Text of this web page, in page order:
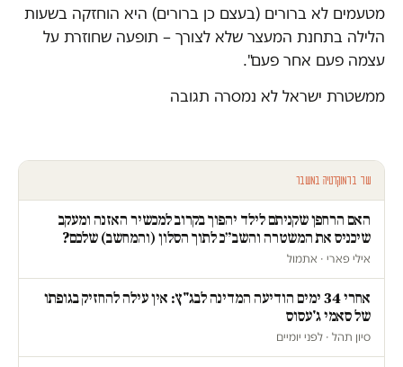
מטעמים לא ברורים (בעצם כן ברורים) היא הוחזקה בשעות
הלילה בתחנת המעצר שלא לצורך – תופעה שחוזרת על
עצמה פעם אחר פעם".
ממשטרת ישראל לא נמסרה תגובה
עוד בדמוקרטיה במשבר
האם הרחפן שקניתם לילד יהפוך בקרוב למכשיר האזנה ומעקב
שיכניס את המשטרה והשב״כ לתוך הסלון (והמחשב) שלכם?
אילי פארי · אתמול
אחרי 34 ימים הודיעה המדינה לבג"ץ: אין עילה להחזיק בגופתו
של סאמי ג'עסוס
סיון תהל · לפני יומיים